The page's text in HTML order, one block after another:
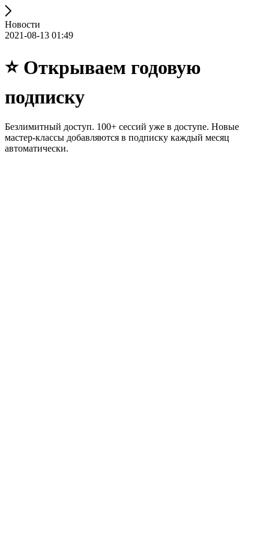
Новости
2021-08-13 01:49
⭐ Открываем годовую
подписку
Безлимитный доступ. 100+ сессий уже в доступе. Новые
мастер-классы добавляются в подписку каждый месяц
автоматически.